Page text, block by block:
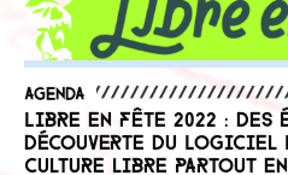
Agenda
Libre en fête 2022 : des
découverte du Logiciel
culture libre partout en